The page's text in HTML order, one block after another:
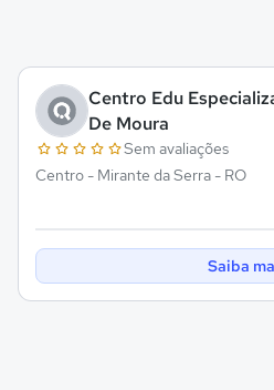
Centro Edu
De Moura
Sem avaliações
Centro - Mirante da Serra - RO
Saiba